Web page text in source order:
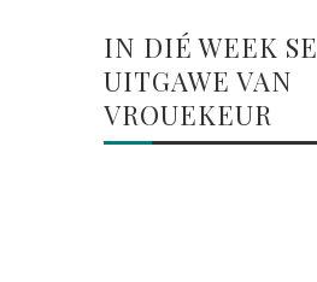
IN DIÉ WEEK SE
UITGAWE VAN
VROUEKEUR